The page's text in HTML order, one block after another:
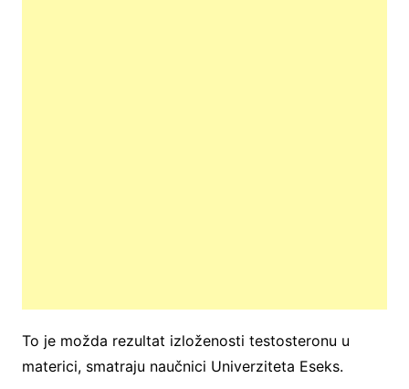
To je možda rezultat izloženosti testosteronu u
materici, smatraju naučnici Univerziteta Eseks.